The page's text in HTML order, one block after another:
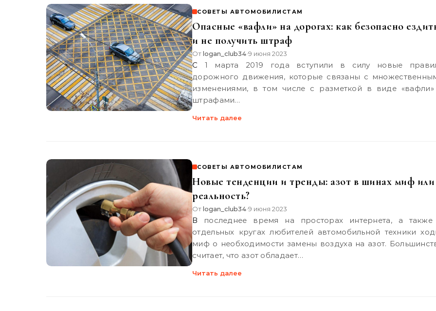
СОВЕТЫ АВТОМОБИЛИСТАМ
Опасные «вафли» на дорогах: как безопасно
и не получить штраф
Отlogan_club34•9 июня 2023
С 1 марта 2019 года вступили в силу новые правила
дорожного движения, которые связаны с
изменениями, в том числе с разметкой в виде
штрафами…
Читать далее
СОВЕТЫ АВТОМОБИЛИСТАМ
Новые тенденции и тренды: азот в шинах миф или
реальность?
Отlogan_club34•9 июня 2023
В последнее время на просторах интернета, а также в
отдельных кругах любителей автомобильной техники
миф о необходимости замены воздуха на азот.
считает, что азот обладает…
Читать далее